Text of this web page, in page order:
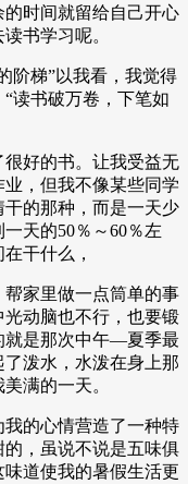
时间就留给自己开心
书学习呢。
梯”以我看，我觉得
读书破万卷，下笔如
好的书。让我受益无
，但我不像某些同学
的那种，而是一天少
天的50％～60％左
干什么，
家里做一点筒单的事
动脑也不行，也要锻
就是那次中午—夏季最
泼水，水泼在身上那
满的一天。
的心情营造了一种特
，虽说不说是五味俱
道使我的暑假生活更